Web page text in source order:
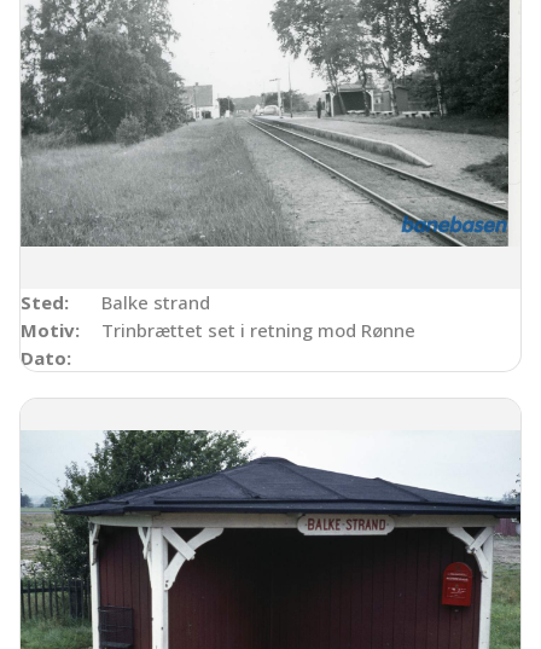
Sted:
Balke strand
Motiv:
Trinbrættet set i retning mod Rønne
Dato: